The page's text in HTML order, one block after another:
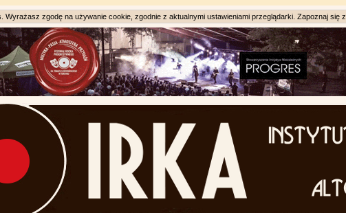
Wyrażasz zgodę na używanie cookie, zgodnie z aktualnymi ustawieniami przeglądarki. Zapoznaj się z